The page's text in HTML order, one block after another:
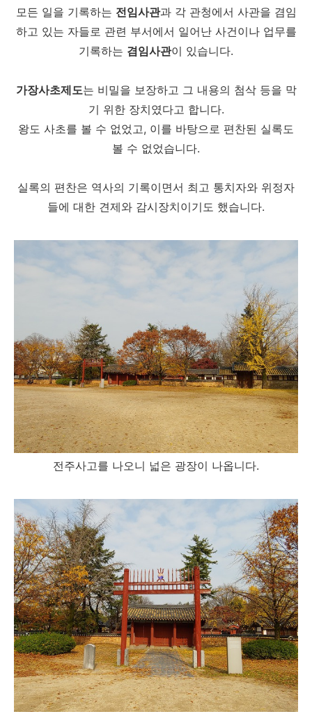
모든 일을 기록하는 전임사관과 각 관청에서 사관을 겸임
하고 있는 자들로 관련 부서에서 일어난 사건이나 업무를
기록하는 겸임사관이 있습니다.
가장사초제도는 비밀을 보장하고 그 내용의 첨삭 등을 막
기 위한 장치였다고 합니다.
왕도 사초를 볼 수 없었고, 이를 바탕으로 편찬된 실록도
볼 수 없었습니다.
실록의 편찬은 역사의 기록이면서 최고 통치자와 위정자
들에 대한 견제와 감시장치이기도 했습니다.
전주사고를 나오니 넓은 광장이 나옵니다.